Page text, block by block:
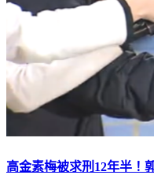
高金素梅被求刑12年半